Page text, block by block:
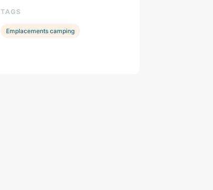
TAGS
Emplacements camping